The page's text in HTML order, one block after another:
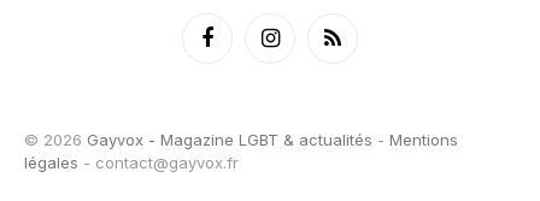
FacebookInstagramRSS
© 2026 Gayvox - Magazine LGBT & actualités - Mentions
légales - contact@gayvox.fr